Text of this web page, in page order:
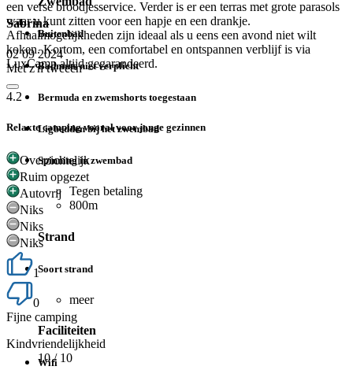
een verse broodjesservice. Verder is er een terras met grote parasols
waar u kunt zitten voor een hapje en een drankje.
Afhaalmogelijkheden zijn ideaal als u eens een avond niet wilt
koken. Kortom, een comfortabel en ontspannen verblijf is via
LuxCamp altijd gegarandeerd.
Buitenbad
Badmuts niet verplicht
Bermuda en zwemshorts toegestaan
Ligbedden bij het zwembad
Spinning in zwembad
Tegen betaling
800m
Strand
Soort strand
meer
Faciliteiten
Wifi
Sabrina
02 09 2024
Met z'n tweeën
4.2
Relaxte camping vooral voor jonge gezinnen
Overzichtelijk
Ruim opgezet
Autovrij
Niks
Niks
Niks
1
0
Fijne camping
Kindvriendelijkheid
10/ 10